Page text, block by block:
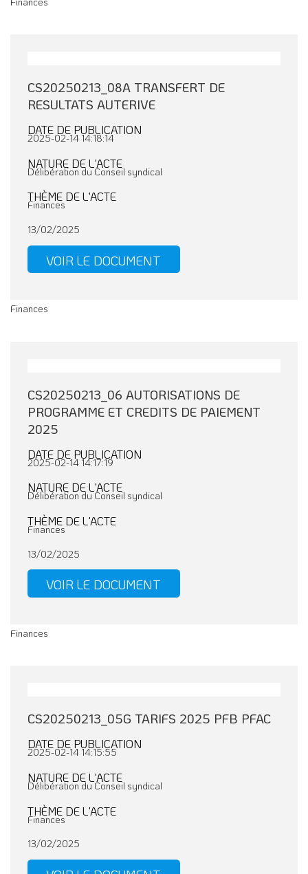
CS20250213_08A TRANSFERT DE
RESULTATS AUTERIVE
DATE DE PUBLICATION
2025-02-14 14:18:14
NATURE DE L'ACTE
Délibération du Conseil syndical
THÈME DE L'ACTE
Finances
13/02/2025
VOIR LE DOCUMENT
Finances
CS20250213_06 AUTORISATIONS DE
PROGRAMME ET CREDITS DE PAIEMENT
2025
DATE DE PUBLICATION
2025-02-14 14:17:19
NATURE DE L'ACTE
Délibération du Conseil syndical
THÈME DE L'ACTE
Finances
13/02/2025
VOIR LE DOCUMENT
Finances
CS20250213_05G TARIFS 2025 PFB PFAC
DATE DE PUBLICATION
2025-02-14 14:15:55
NATURE DE L'ACTE
Délibération du Conseil syndical
THÈME DE L'ACTE
Finances
13/02/2025